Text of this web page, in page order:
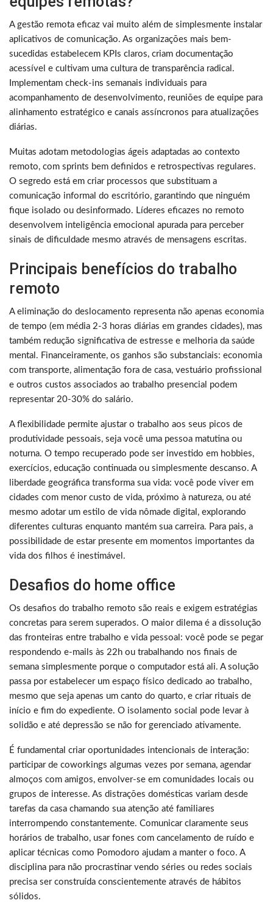
A gestão remota eficaz vai muito além de simplesmente instalar
aplicativos de comunicação. As organizações mais bem-
sucedidas estabelecem KPIs claros, criam documentação
acessível e cultivam uma cultura de transparência radical.
Implementam check-ins semanais individuais para
acompanhamento de desenvolvimento, reuniões de equipe para
alinhamento estratégico e canais assíncronos para atualizações
diárias.
Muitas adotam metodologias ágeis adaptadas ao contexto
remoto, com sprints bem definidos e retrospectivas regulares.
O segredo está em criar processos que substituam a
comunicação informal do escritório, garantindo que ninguém
fique isolado ou desinformado. Líderes eficazes no remoto
desenvolvem inteligência emocional apurada para perceber
sinais de dificuldade mesmo através de mensagens escritas.
Principais benefícios do trabalho
remoto
A eliminação do deslocamento representa não apenas economia
de tempo (em média 2-3 horas diárias em grandes cidades), mas
também redução significativa de estresse e melhoria da saúde
mental. Financeiramente, os ganhos são substanciais: economia
com transporte, alimentação fora de casa, vestuário profissional
e outros custos associados ao trabalho presencial podem
representar 20-30% do salário.
A flexibilidade permite ajustar o trabalho aos seus picos de
produtividade pessoais, seja você uma pessoa matutina ou
noturna. O tempo recuperado pode ser investido em hobbies,
exercícios, educação continuada ou simplesmente descanso. A
liberdade geográfica transforma sua vida: você pode viver em
cidades com menor custo de vida, próximo à natureza, ou até
mesmo adotar um estilo de vida nômade digital, explorando
diferentes culturas enquanto mantém sua carreira. Para pais, a
possibilidade de estar presente em momentos importantes da
vida dos filhos é inestimável.
Desafios do home office
Os desafios do trabalho remoto são reais e exigem estratégias
concretas para serem superados. O maior dilema é a dissolução
das fronteiras entre trabalho e vida pessoal: você pode se pegar
respondendo e-mails às 22h ou trabalhando nos finais de
semana simplesmente porque o computador está ali. A solução
passa por estabelecer um espaço físico dedicado ao trabalho,
mesmo que seja apenas um canto do quarto, e criar rituais de
início e fim do expediente. O isolamento social pode levar à
solidão e até depressão se não for gerenciado ativamente.
É fundamental criar oportunidades intencionais de interação:
participar de coworkings algumas vezes por semana, agendar
almoços com amigos, envolver-se em comunidades locais ou
grupos de interesse. As distrações domésticas variam desde
tarefas da casa chamando sua atenção até familiares
interrompendo constantemente. Comunicar claramente seus
horários de trabalho, usar fones com cancelamento de ruído e
aplicar técnicas como Pomodoro ajudam a manter o foco. A
disciplina para não procrastinar vendo séries ou redes sociais
precisa ser construída conscientemente através de hábitos
sólidos.